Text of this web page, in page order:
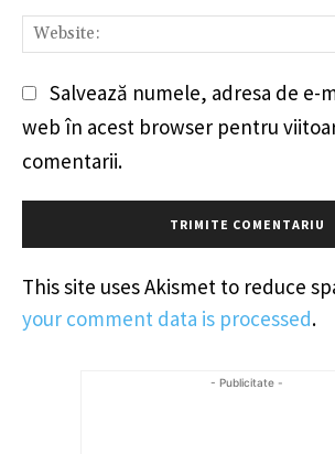
Salvează numele, adresa de e-
web în acest browser pentru
comentarii.
This site uses Akismet to reduce
your comment data is processed.
- Publicitate -